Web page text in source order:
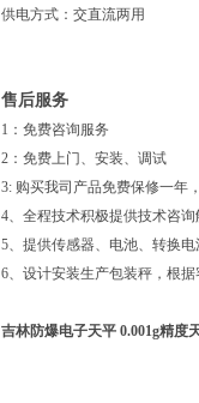
供电方式：交直流两用
售后服务
1：免费咨询服务
2：免费上门、安装、调试
3: 购买我司产品免费保修一年
4、全程技术积极提供技术咨
5、提供传感器、电池、转换
6、设计安装生产包装秤，根
吉林防爆电子天平 0.001g精度